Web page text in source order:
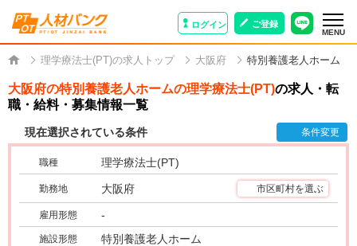
ログイン ご登録
MENU
理学療法士(PT)の求人トップ 大阪府 特別養護老人ホーム
大阪府の特別養護老人ホームの理学療法士(PT)の求人・転
職・給料・募集情報一覧
現在選択されている条件 条件変更
職種 理学療法士(PT)
勤務地 大阪府 市区町村を選ぶ
雇用形態 -
施設形態 特別養護老人ホーム